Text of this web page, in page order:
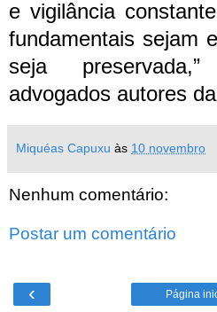
e vigilância
fundamentais sejam
seja
advogados autores
Miquéas Capuxu às 10 novembro
Nenhum comentário:
Postar um comentário
‹ Página